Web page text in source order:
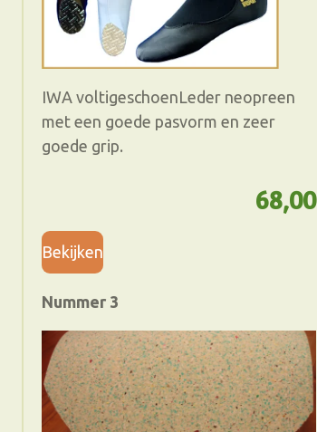
IWA voltigeschoenLeder neopreen
met een goede pasvorm en zeer
goede grip.
68,00
Bekijken
Nummer 3